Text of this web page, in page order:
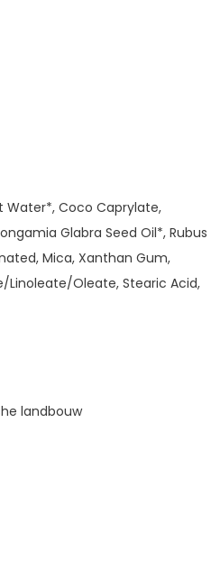
Water*, Coco Caprylate,
Glabra Seed Oil*, Rubus
Mica, Xanthan Gum,
Linoleate/Oleate, Stearic Acid,
landbouw